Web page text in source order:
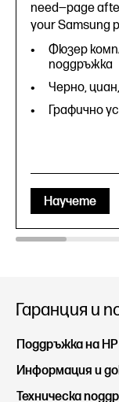
need—page
your Samsung
Фюзер
поддръжка
Черно,
Графично
Научете
Гаранция и
Поддръжка на HP
Информация и
Техническа